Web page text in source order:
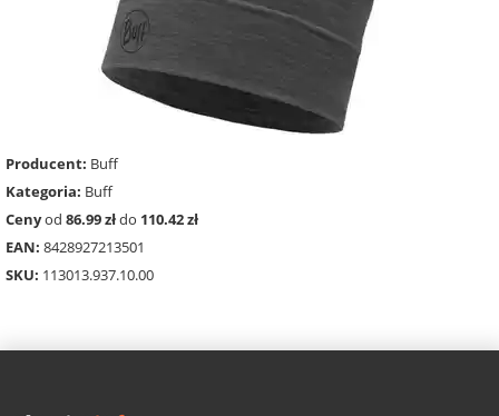
Producent: Buff
Kategoria: Buff
Cenyod 86.99 złdo 110.42 zł
EAN: 8428927213501
SKU: 113013.937.10.00